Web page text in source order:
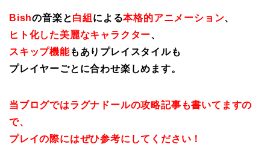
Bishの音楽と白組 による本格的アニメーション、
ヒト化した美麗なキャラクター、
スキップ機能もありプレイスタイルも
プレイヤーごとに合わせ楽しめます。
当ブログではラグナドールの攻略記事も書いてますの
で、
プレイの際にはぜひ参考にしてください！